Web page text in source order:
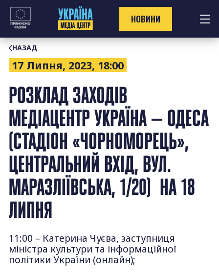
Перейти
контенту
НОВИНИ
НАЗАД
17 Липня, 2023, 18:00
РОЗКЛАД ЗАХОДІВ
МЕДІАЦЕНТР УКРАЇНА — ОДЕСА
(СТАДІОН «ЧОРНОМОРЕЦЬ»,
ЦЕНТРАЛЬНИЙ ВХІД, ВУЛ.
МАРАЗЛІЇВСЬКА, 1/20) НА 18
ЛИПНЯ
11:00 – Катерина Чуєва, заступниця
міністра культури та інформаційної
політики України (онлайн);